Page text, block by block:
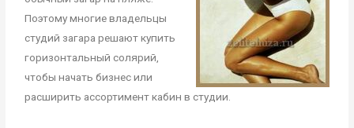
Поэтому многие владельцы
студий загара решают купить
горизонтальный солярий,
чтобы начать бизнес или
расширить ассортимент кабин в студии.